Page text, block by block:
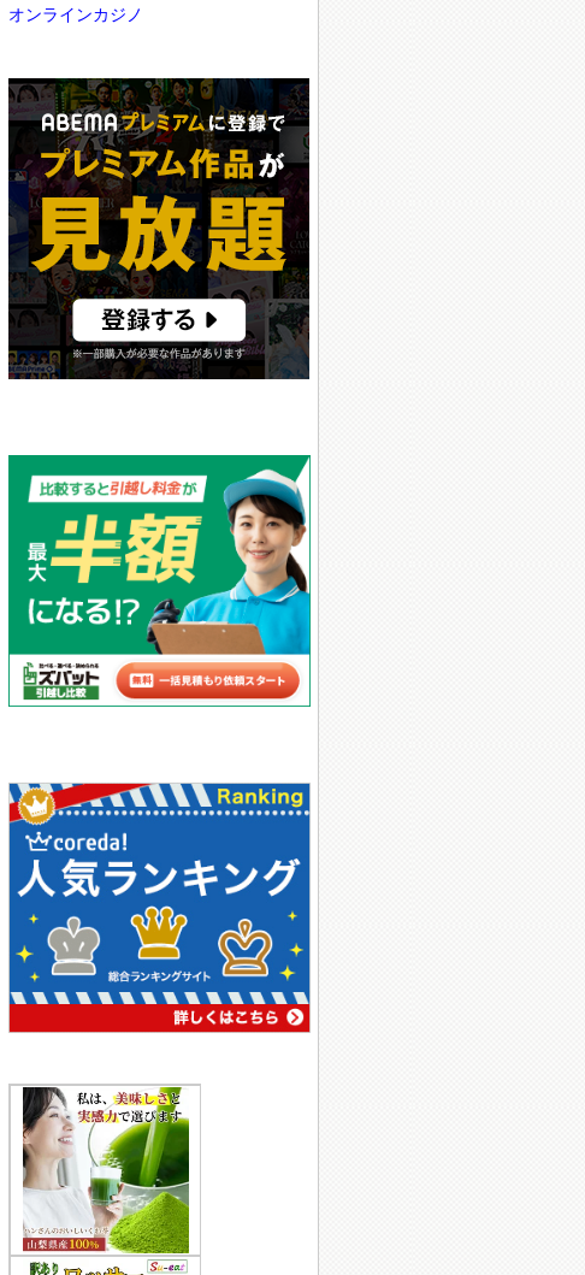
オンラインカジノ